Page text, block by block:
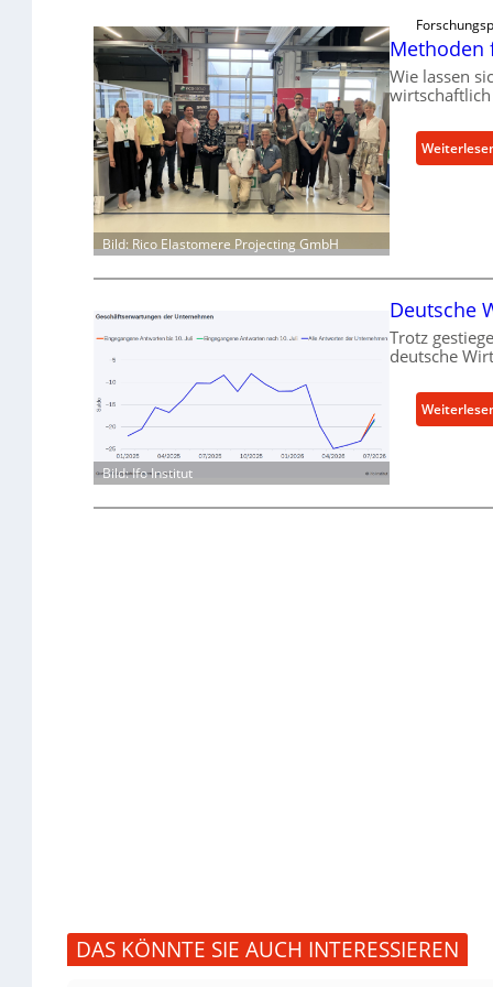
Bild: Rico Elastomere Projecting GmbH
Methoden
Wie lassen
wirtschaftlich
Bild: Ifo Institut
Deutsche
Trotz
deutsche
DAS KÖNNTE SIE AUCH INTERESSIEREN